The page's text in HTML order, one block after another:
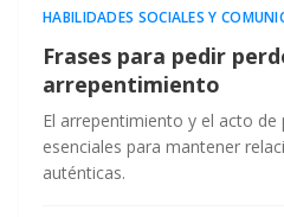
HABILIDADES SOCIALES Y
Frases para pedir
arrepentimiento
El arrepentimiento y el acto de
esenciales para mantener
auténticas.